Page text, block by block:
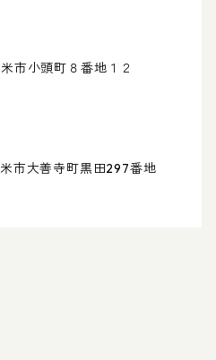
市小頭町８番地１２
市大善寺町黒田297番地